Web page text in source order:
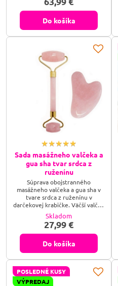
Do košíka
Sada masážneho valčeka a
gua sha tvar srdca z
ruženínu
Súprava obojstranného
masážneho valčeka a gua sha v
tvare srdca z ruženínu v
darčekovej krabičke. Väčší valček
je určený na masáž končatín a
chrbta, menší valček slúži na
masáž tváre. Najprv chladivý
dotyk kameňa pôsobí na koži
naozaj krásnym pocitom, poslúži
na úľavu pri bolestiach hlavy
alebo pri pocite ťažkých viečok
po rannom prebudení, a po chvíli
masírovania vás odmení hrejivým
teplom.
Skladom
27,99 €
Do košíka
POSLEDNÉ KUSY
VÝPREDAJ